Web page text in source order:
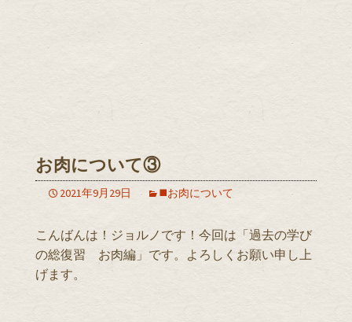
お肉について③
2021年9月29日 ◼️お肉について
こんばんは！ジョルノです！今回は「過去の学び
の総復習 お肉編」です。よろしくお願い申し上
げます。